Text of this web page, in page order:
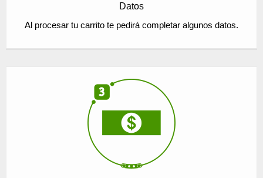
Datos
Al procesar tu carrito te pedirá completar algunos datos.